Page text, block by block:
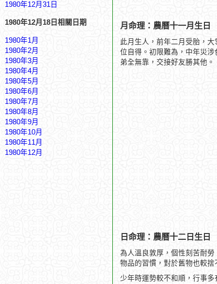
1980年12月31日
1980年12月18日相關日期
1980年1月
1980年2月
1980年3月
1980年4月
1980年5月
1980年6月
1980年7月
1980年8月
1980年9月
1980年10月
1980年11月
1980年12月
月命理：農曆十一月生日
此月生人，前年二月受胎，
位自得。初限難為，中年災
弟全無靠，交接好友勝其他。
日命理：農曆十二日生日
為人溫良敦厚，個性刻苦耐
物品的習慣，對於舊物也較捨
少年時運勢較不和順，行事